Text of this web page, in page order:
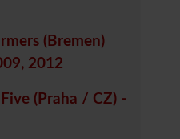
(Bremen)
2012
(Praha / CZ) -